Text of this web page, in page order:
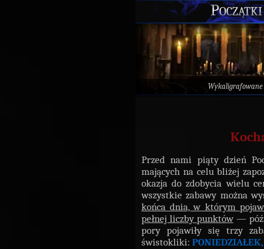
Przed nami piąty dzień
mających na celu bliżej
okazja do zdobycia wielu
wszystkie zabawy można
końca dnia, w którym
pełnej liczby punktów—
pory pojawiły się trzy
świstokliki: PONIEDZIAŁEK,